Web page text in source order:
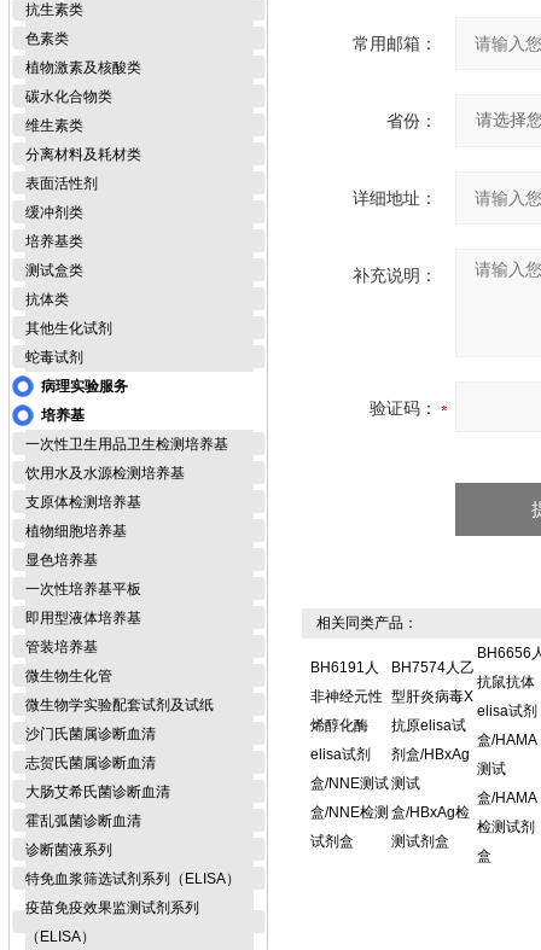
抗生素类
色素类
植物激素及核酸类
碳水化合物类
维生素类
分离材料及耗材类
表面活性剂
缓冲剂类
培养基类
测试盒类
抗体类
其他生化试剂
蛇毒试剂
病理实验服务
培养基
一次性卫生用品卫生检测培养基
饮用水及水源检测培养基
支原体检测培养基
植物细胞培养基
显色培养基
一次性培养基平板
即用型液体培养基
管装培养基
微生物生化管
微生物学实验配套试剂及试纸
沙门氏菌属诊断血清
志贺氏菌属诊断血清
大肠艾希氏菌诊断血清
霍乱弧菌诊断血清
诊断菌液系列
特免血浆筛选试剂系列（ELISA）
疫苗免疫效果监测试剂系列
（ELISA）
常用邮箱：
省份：
详细地址：
补充说明：
验证码：
相关同类产品：
BH6191人
非神经元性
烯醇化酶
elisa试剂
盒/NNE测试
盒/NNE检测
试剂盒
BH7574人乙
型肝炎病毒X
抗原elisa试
剂盒/HBxAg
测试
盒/HBxAg检
测试剂盒
BH6656
抗鼠抗体
elisa试剂
盒/HAMA
测试
盒/HAMA
检测试剂
盒